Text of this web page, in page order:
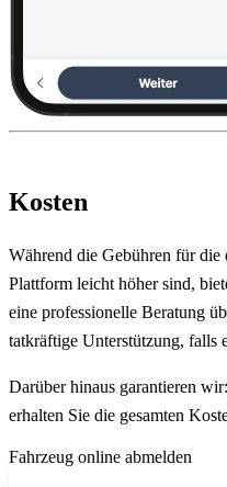
Kosten
Während die Gebühren für
Plattform leicht höher sind,
eine professionelle Beratung
tatkräftige Unterstützung, falls
Darüber hinaus garantieren
erhalten Sie die gesamten
Fahrzeug online abmelden